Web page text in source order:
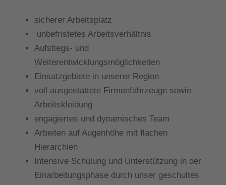
sicherer Arbeitsplatz
unbefristetes Arbeitsverhältnis
Aufstiegs- und
Weiterentwicklungsmöglichkeiten
Einsatzgebiete in unserer Region
voll ausgestattete Firmenfahrzeuge sowie
Arbeitskleidung
engagiertes und dynamisches Team
Arbeiten auf Augenhöhe mit flachen
Hierarchien
Intensive Schulung und Unterstützung in der
Einarbeitungsphase durch unser geschultes